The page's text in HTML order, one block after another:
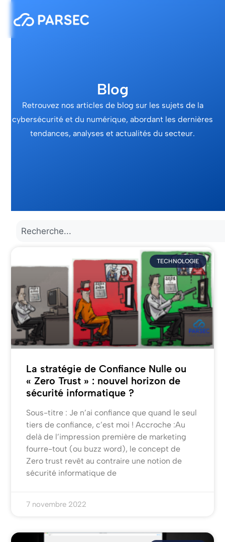
Blog
Retrouvez nos articles de blog sur les sujets de la
cybersécurité et du numérique, abordant les dernières
tendances, analyses et actualités du secteur.
TECHNOLOGIE
La stratégie de Confiance Nulle ou
« Zero Trust » : nouvel horizon de
sécurité informatique ?
Sous-titre : Je n’ai confiance que quand le seul
tiers de confiance, c’est moi ! Accroche :Au
delà de l’impression première de marketing
fourre-tout (ou buzz word), le concept de
Zero trust revêt au contraire une notion de
sécurité informatique de
7 novembre 2022